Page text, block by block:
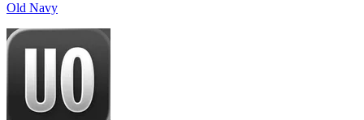
Old Navy